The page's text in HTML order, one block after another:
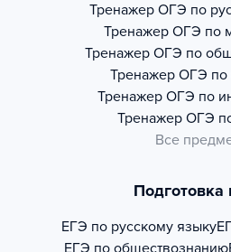
Тренажер ОГЭ по
Тренажер ОГЭ по
Тренажер ОГЭ по
Тренажер ОГЭ по
Тренажер ОГЭ по
Тренажер ОГЭ
Все
Подготовка
ЕГЭ по русскому языку
ЕГЭ по обществознанию